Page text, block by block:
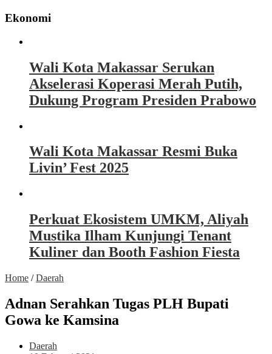
Ekonomi
Wali Kota Makassar Serukan
Akselerasi Koperasi Merah Putih,
Dukung Program Presiden Prabowo
Wali Kota Makassar Resmi Buka
Livin’ Fest 2025
Perkuat Ekosistem UMKM, Aliyah
Mustika Ilham Kunjungi Tenant
Kuliner dan Booth Fashion Fiesta
Home /Daerah
Adnan Serahkan Tugas PLH Bupati
Gowa ke Kamsina
Daerah